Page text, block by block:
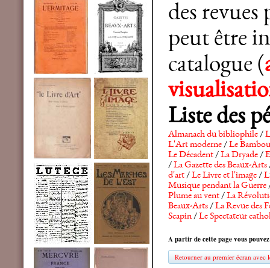
des revues
peut être
catalogue (
Liste des
Almanach du bibliophile/
L'Art moderne/Le Bambou
Le Décadent/La Dryade/
/La Gazette des Beaux-Arts
d'art/Le Livre et l'image/
Musique pendant la Guerre
Plume au vent/La
Beaux-Arts/La Revue des
Scapin/Le Spectateur
A partir de cette page vous
Retourner au premier écran avec